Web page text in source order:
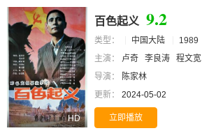
HD
百色起义 9.2
类型： 中国大陆
1989
主演：
卢奇 李良涛 程文宽
导演：
陈家林
更新：
2024-05-02
立即播放